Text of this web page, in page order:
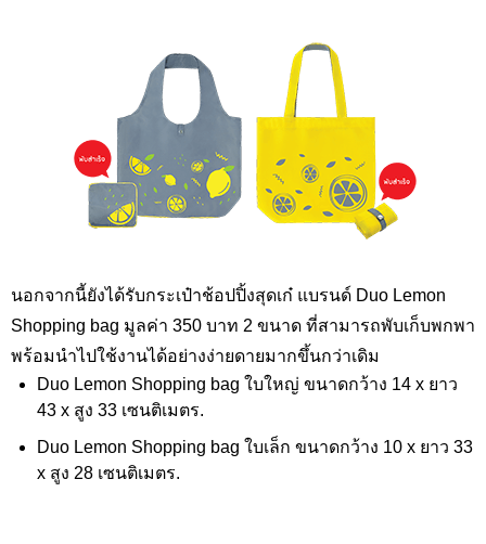
นอกจากนี้ยังได้รับกระเป๋าช้อปปิ้งสุดเก๋ แบรนด์ Duo Lemon
Shopping bag มูลค่า 350 บาท 2 ขนาด ที่สามารถพับเก็บพกพา
พร้อมนำไปใช้งานได้อย่างง่ายดายมากขึ้นกว่าเดิม
Duo Lemon Shopping bag ใบใหญ่ ขนาดกว้าง 14 x ยาว
43 x สูง 33 เซนติเมตร.
Duo Lemon Shopping bag ใบเล็ก ขนาดกว้าง 10 x ยาว 33
x สูง 28 เซนติเมตร.